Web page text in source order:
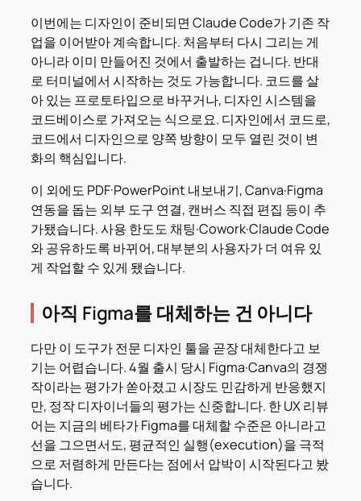
이번에는 디자인이 준비되면 Claude Code가 기존 작
업을 이어받아 계속합니다. 처음부터 다시 그리는 게
아니라 이미 만들어진 것에서 출발하는 겁니다. 반대
로 터미널에서 시작하는 것도 가능합니다. 코드를 살
아 있는 프로토타입으로 바꾸거나, 디자인 시스템을
코드베이스로 가져오는 식으로요. 디자인에서 코드로,
코드에서 디자인으로 양쪽 방향이 모두 열린 것이 변
화의 핵심입니다.
이 외에도 PDF·PowerPoint 내보내기, Canva·Figma
연동을 돕는 외부 도구 연결, 캔버스 직접 편집 등이 추
가됐습니다. 사용 한도도 채팅·Cowork·Claude Code
와 공유하도록 바뀌어, 대부분의 사용자가 더 여유 있
게 작업할 수 있게 됐습니다.
아직 Figma를 대체하는 건 아니다
다만 이 도구가 전문 디자인 툴을 곧장 대체한다고 보
기는 어렵습니다. 4월 출시 당시 Figma·Canva의 경쟁
작이라는 평가가 쏟아졌고 시장도 민감하게 반응했지
만, 정작 디자이너들의 평가는 신중합니다. 한 UX 리뷰
어는 지금의 베타가 Figma를 대체할 수준은 아니라고
선을 그으면서도, 평균적인 실행(execution)을 극적
으로 저렴하게 만든다는 점에서 압박이 시작된다고 봤
습니다.